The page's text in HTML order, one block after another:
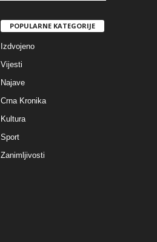
POPULARNE KATEGORIJE
Izdvojeno
Vijesti
Najave
Crna Kronika
Kultura
Sport
Zanimljivosti